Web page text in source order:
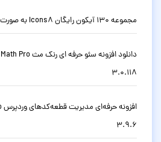
مجموعه 130 آیکون رایگان Icons8 به صورت SVG
3.0.118
3.9.6